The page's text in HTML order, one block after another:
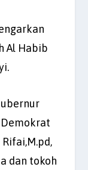
Al Habib
Demokrat
dan tokoh